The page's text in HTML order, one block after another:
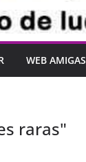
WEB AMIGAS
raras"